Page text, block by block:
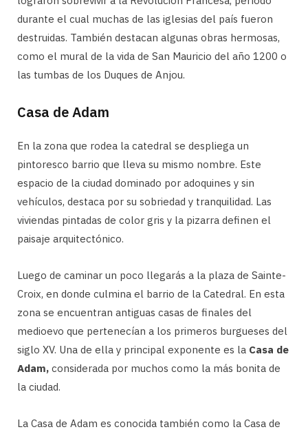
durante el cual muchas de las iglesias del país fueron
destruidas. También destacan algunas obras hermosas,
como el mural de la vida de San Mauricio del año 1200 o
las tumbas de los Duques de Anjou.
Casa de Adam
En la zona que rodea la catedral se despliega un
pintoresco barrio que lleva su mismo nombre. Este
espacio de la ciudad dominado por adoquines y sin
vehículos, destaca por su sobriedad y tranquilidad. Las
viviendas pintadas de color gris y la pizarra definen el
paisaje arquitectónico.
Luego de caminar un poco llegarás a la plaza de Sainte-
Croix, en donde culmina el barrio de la Catedral. En esta
zona se encuentran antiguas casas de finales del
medioevo que pertenecían a los primeros burgueses del
siglo XV. Una de ella y principal exponente es la Casa de
Adam, considerada por muchos como la más bonita de
la ciudad.
La Casa de Adam es conocida también como la Casa de